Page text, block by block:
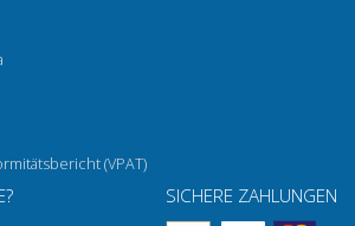
(VPAT)
SICHERE ZAHLUNGEN